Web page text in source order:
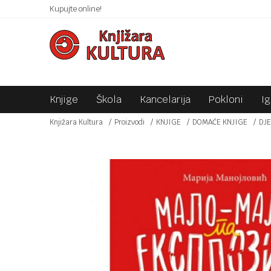
Kupujte online!SIGURNO PLAĆANJE PLATNIM KARTICAMA!
Knjige Škola Kancelarija Pokloni
Knjižara Kultura Proizvodi KNJIGE DOMAĆE KNJIGE